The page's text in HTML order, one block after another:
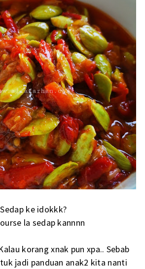
Sedap ke idokkk?
la sedap kannnn
korang xnak pun xpa.. Sebab
jadi panduan anak2 kita nanti